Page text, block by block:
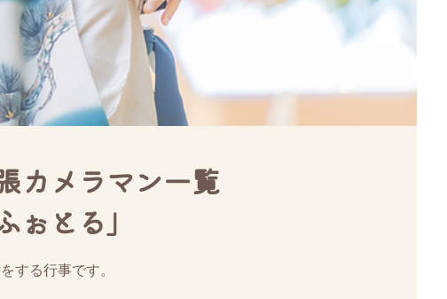
カメラマン一覧
とる」
する行事です。